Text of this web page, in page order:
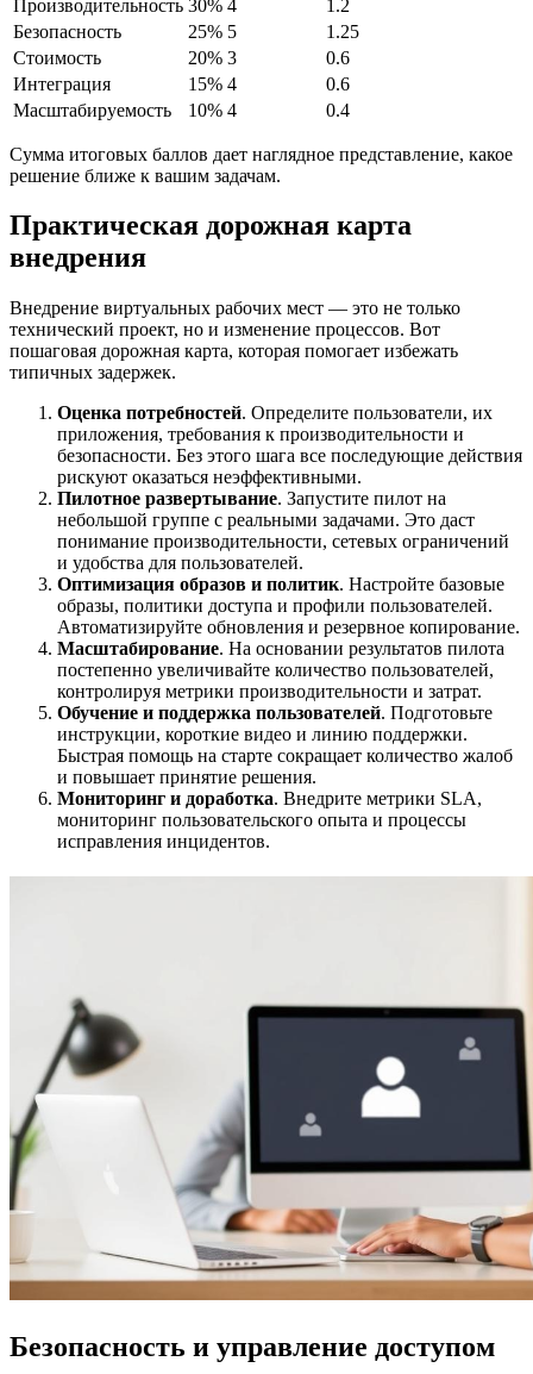
Производительность 30% 4
1.2
Безопасность
25% 5
1.25
Стоимость
20% 3
0.6
Интеграция
15% 4
0.6
Масштабируемость
10% 4 0.4
Сумма итоговых баллов дает наглядное представление, какое
решение ближе к вашим задачам.
Практическая дорожная карта
внедрения
Внедрение виртуальных рабочих мест — это не только
технический проект, но и изменение процессов. Вот
пошаговая дорожная карта, которая помогает избежать
типичных задержек.
Оценка потребностей. Определите пользователи, их
приложения, требования к производительности и
безопасности. Без этого шага все последующие действия
рискуют оказаться неэффективными.
Пилотное развертывание. Запустите пилот на
небольшой группе с реальными задачами. Это даст
понимание производительности, сетевых ограничений
и удобства для пользователей.
Оптимизация образов и политик. Настройте базовые
образы, политики доступа и профили пользователей.
Автоматизируйте обновления и резервное копирование.
Масштабирование. На основании результатов пилота
постепенно увеличивайте количество пользователей,
контролируя метрики производительности и затрат.
Обучение и поддержка пользователей. Подготовьте
инструкции, короткие видео и линию поддержки.
Быстрая помощь на старте сокращает количество жалоб
и повышает принятие решения.
Мониторинг и доработка. Внедрите метрики SLA,
мониторинг пользовательского опыта и процессы
исправления инцидентов.
Безопасность и управление доступом